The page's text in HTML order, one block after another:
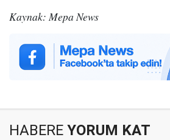
Kaynak: Mepa News
HABERE YORUM KAT